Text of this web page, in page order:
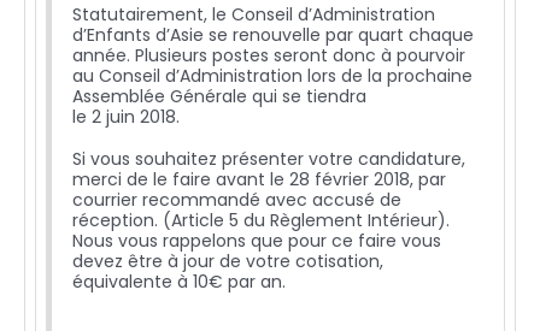
Statutairement, le Conseil d’Administration
d’Enfants d’Asie se renouvelle par quart chaque
année. Plusieurs postes seront donc à pourvoir
au Conseil d’Administration lors de la prochaine
Assemblée Générale qui se tiendra
le 2 juin 2018.
Si vous souhaitez présenter votre candidature,
merci de le faire avant le 28 février 2018, par
courrier recommandé avec accusé de
réception. (Article 5 du Règlement Intérieur).
Nous vous rappelons que pour ce faire vous
devez être à jour de votre cotisation,
équivalente à 10€ par an.